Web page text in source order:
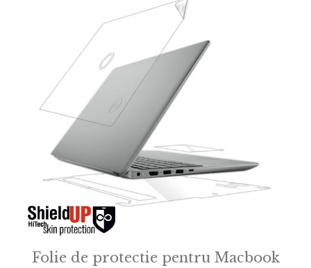
Folie de protectie pentru Macbook